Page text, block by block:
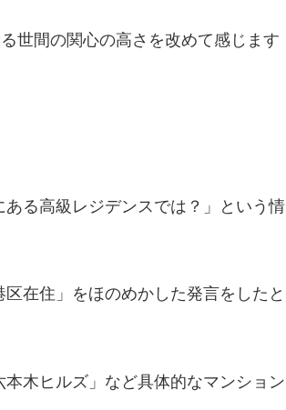
世間の関心の高さを改めて感じます
る高級レジデンスでは？」という情
在住」をほのめかした発言をしたと
木ヒルズ」など具体的なマンション